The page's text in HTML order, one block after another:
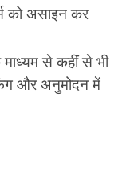
को असाइन कर
से कहीं से भी
और अनुमोदन में